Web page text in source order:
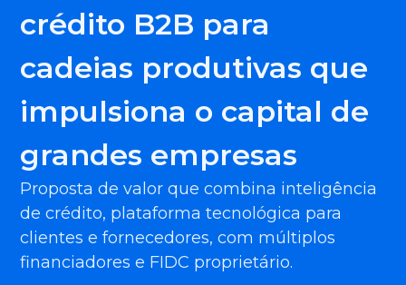
Para seu contas a pagar
Para seu contas a receber
crédito B2B para
cadeias produtivas que
impulsiona o capital de
grandes empresas
Proposta de valor que combina inteligência
de crédito, plataforma tecnológica para
clientes e fornecedores, com múltiplos
financiadores e FIDC proprietário.